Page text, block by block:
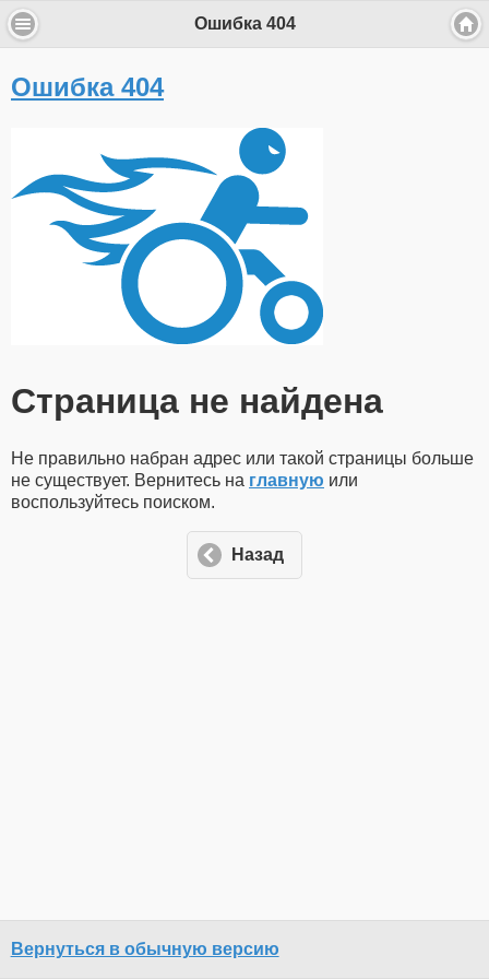
Ошибка 404
Ошибка 404
Страница не найдена
Не правильно набран адрес или такой страницы больше
не существует. Вернитесь на главную или
воспользуйтесь поиском.
Назад
Вернуться в обычную версию